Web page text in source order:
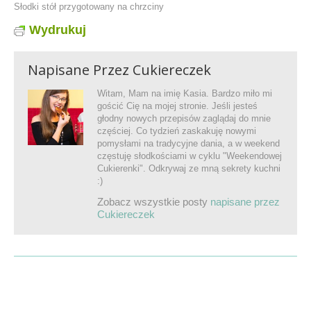
Słodki stół przygotowany na chrzciny
Wydrukuj
Napisane Przez Cukiereczek
Witam, Mam na imię Kasia. Bardzo miło mi
gościć Cię na mojej stronie. Jeśli jesteś
głodny nowych przepisów zaglądaj do mnie
częściej. Co tydzień zaskakuję nowymi
pomysłami na tradycyjne dania, a w weekend
częstuję słodkościami w cyklu "Weekendowej
Cukierenki". Odkrywaj ze mną sekrety kuchni
:)
Zobacz wszystkie posty napisane przez
Cukiereczek